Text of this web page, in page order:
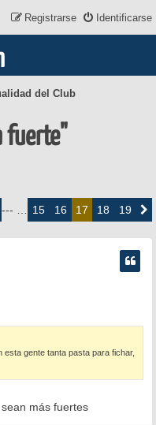
Identificarse
Registrarse
del Club
fuerte"
--- … 15 16 17 18 19
gente tanta pasta para fichar,
más fuertes